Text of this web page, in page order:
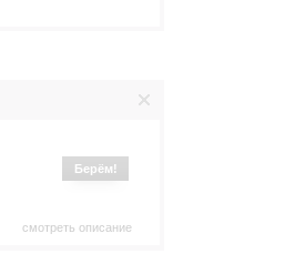
Берём!
смотреть описание